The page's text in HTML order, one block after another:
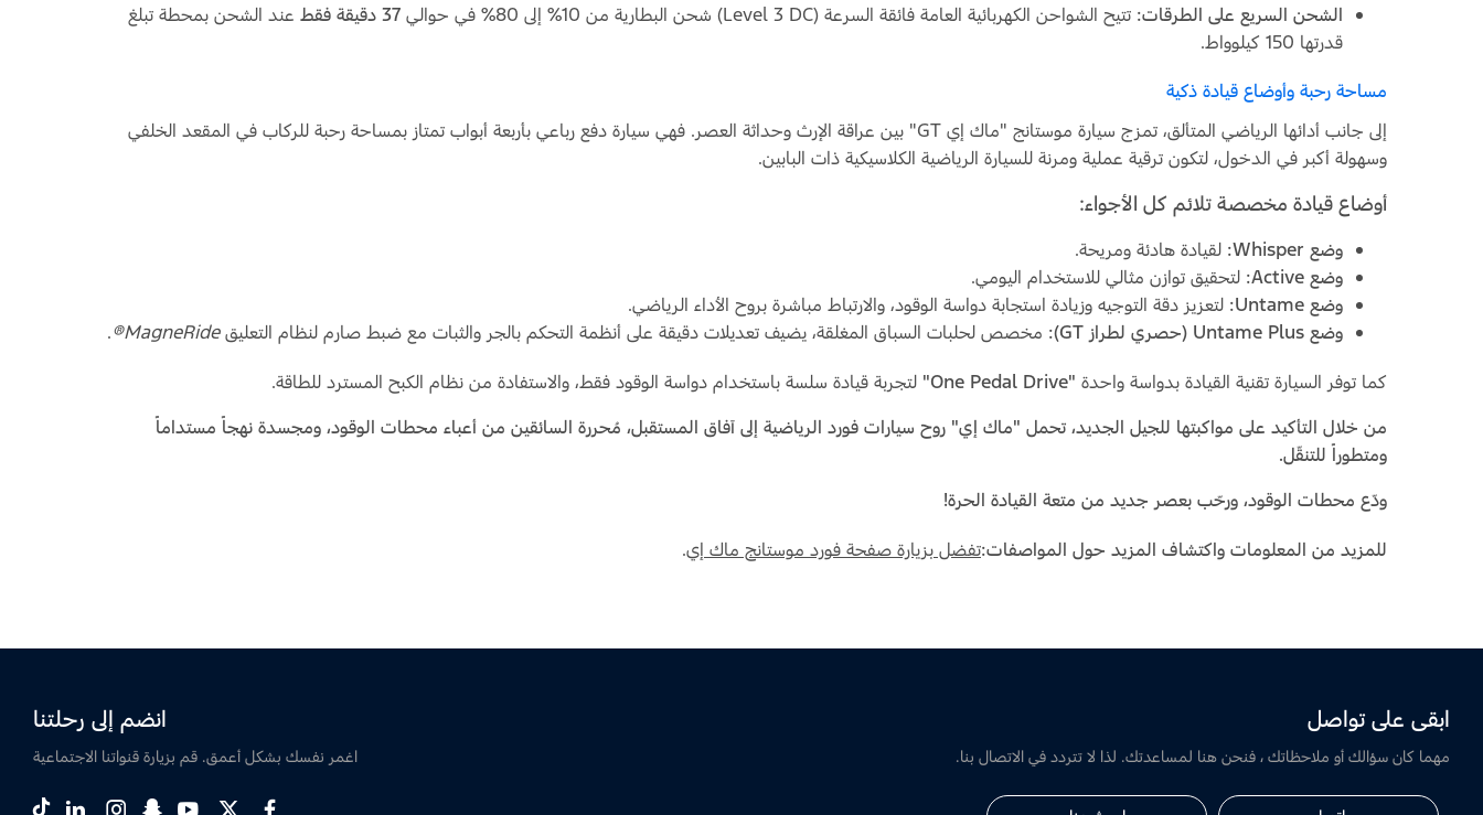
الشحن السريع على الطرقات: تتيح الشواحن الكهربائية العامة فائقة السرعة (Level 3 DC) شحن البطارية من 10% إلى 80% في حوالي 37 دقيقة فقط
عند الشحن بمحطة تبلغ
قدرتها 150 كيلوواط.
مساحة رحبة وأوضاع قيادة ذكية
إلى جانب أدائها الرياضي المتألق، تمزج سيارة موستانج "ماك إي GT" بين عراقة الإرث وحداثة العصر. فهي سيارة دفع رباعي بأربعة أبواب تمتاز بمساحة رحبة للركاب في المقعد الخلفي
وسهولة أكبر في الدخول، لتكون ترقية عملية ومرنة للسيارة الرياضية الكلاسيكية ذات البابين.
أوضاع قيادة مخصصة تلائم كل الأجواء:
وضع Whisper:
لقيادة هادئة ومريحة.
وضع Active:
لتحقيق توازن مثالي للاستخدام اليومي.
وضع Untame:
لتعزيز دقة التوجيه وزيادة استجابة دواسة الوقود، والارتباط مباشرة بروح الأداء الرياضي.
وضع Untame Plus (حصري لطراز GT):
مخصص لحلبات السباق المغلقة، يضيف تعديلات دقيقة على أنظمة التحكم بالجر والثبات مع ضبط صارم لنظام التعليقMagneRide®
.
كما توفر السيارة تقنية القيادة بدواسة واحدة "One Pedal Drive"
لتجربة قيادة سلسة باستخدام دواسة الوقود فقط، والاستفادة من نظام الكبح المسترد للطاقة.
من خلال التأكيد على مواكبتها للجيل الجديد، تحمل "ماك إي" روح سيارات فورد الرياضية إلى آفاق المستقبل، مُحررة السائقين من أعباء محطات الوقود، ومجسدة نهجاً مستداماً
ومتطوراً للتنقّل.
ودّع محطات الوقود، ورحّب بعصر جديد من متعة القيادة الحرة!
للمزيد من المعلومات واكتشاف المزيد حول المواصفات:تفضل بزيارة صفحة فورد موستانج ماك إي.
ابقى على تواصل
مهما كان سؤالك أو ملاحظاتك ، فنحن هنا لمساعدتك. لذا لا تتردد في الاتصال بنا.
انضم إلى رحلتنا
اغمر نفسك بشكل أعمق. قم بزيارة قنواتنا الاجتماعية